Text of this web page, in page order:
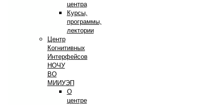
центра
Курсы,
программы,
лектории
Центр
Когнитивных
Интерфейсов
НОЧУ
ВО
МИИУЭП
О
центре